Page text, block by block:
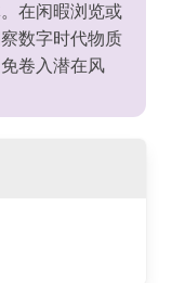
在闲暇浏览或
数字时代物质
卷入潜在风